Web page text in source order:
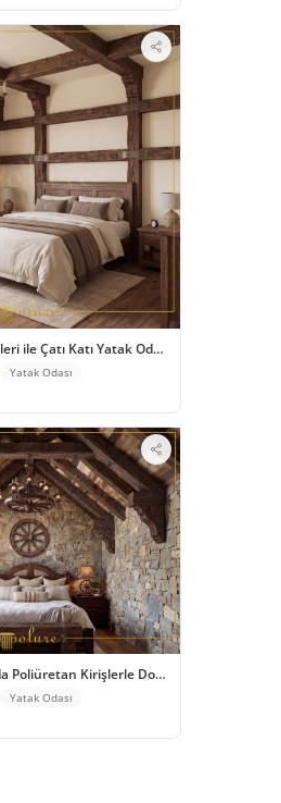
ile Çatı Katı Yatak Odası Dekorasyonu
Yatak Odası
Poliüretan Kirişlerle Doğal Yaşam Alanı
Yatak Odası